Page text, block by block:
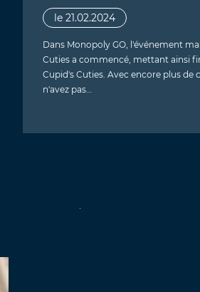
le 21.02.2024
Dans Monopoly GO, l'événement
Cuties a commencé, mettant ainsi
Cupid's Cuties. Avec encore plus de
n'avez pas…